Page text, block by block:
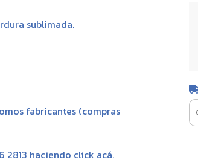
sublimada.
fabricantes (compras
2813 haciendo click acá.